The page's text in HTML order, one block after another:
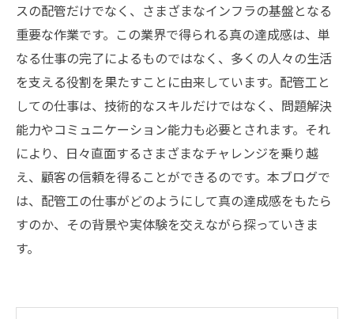
スの配管だけでなく、さまざまなインフラの基盤となる
重要な作業です。この業界で得られる真の達成感は、単
なる仕事の完了によるものではなく、多くの人々の生活
を支える役割を果たすことに由来しています。配管工と
しての仕事は、技術的なスキルだけではなく、問題解決
能力やコミュニケーション能力も必要とされます。それ
により、日々直面するさまざまなチャレンジを乗り越
え、顧客の信頼を得ることができるのです。本ブログで
は、配管工の仕事がどのようにして真の達成感をもたら
すのか、その背景や実体験を交えながら探っていきま
す。